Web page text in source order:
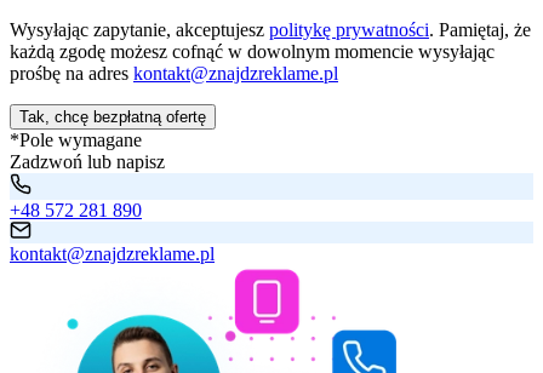
Wysyłając zapytanie, akceptujesz politykę prywatności. Pamiętaj, że
każdą zgodę możesz cofnąć w dowolnym momencie wysyłając
prośbę na adres kontakt@znajdzreklame.pl
Tak, chcę bezpłatną ofertę
*Pole wymagane
Zadzwoń lub napisz
+48 572 281 890
kontakt@znajdzreklame.pl